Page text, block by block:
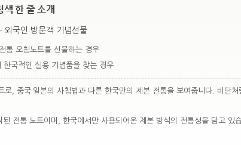
한 줄 소개
외국인 방문객 기념선물
통 오침노트를 선물하는 경우
국적인 실용 기념품을 찾는 경우
로, 중국·일본의 사침법과 다른 한국만의 제본 전통을 보여줍니다. 비단
전통 노트이며, 한국에서만 사용되어온 제본 방식의 전통성을 담고 있